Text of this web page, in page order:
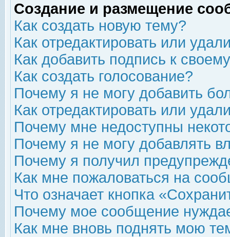
Создание и размещение
Как создать новую тему?
Как отредактировать или
Как добавить подпись к
Как создать голосование?
Почему я не могу добавить
Как отредактировать или
Почему мне недоступны
Почему я не могу добавлять
Почему я получил
Как мне пожаловаться на
Что означает кнопка
Почему мое сообщение
Как мне вновь поднять мою